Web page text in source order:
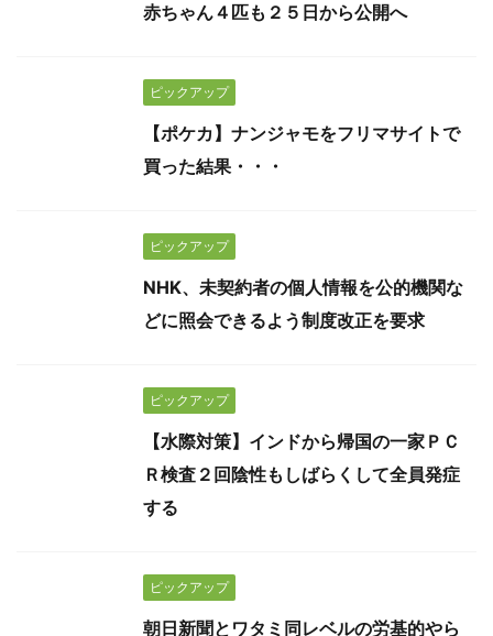
赤ちゃん４匹も２５日から公開へ
ピックアップ
【ポケカ】ナンジャモをフリマサイトで
買った結果・・・
ピックアップ
NHK、未契約者の個人情報を公的機関な
どに照会できるよう制度改正を要求
ピックアップ
【水際対策】インドから帰国の一家ＰＣ
Ｒ検査２回陰性もしばらくして全員発症
する
ピックアップ
朝日新聞とワタミ同レベルの労基的やら